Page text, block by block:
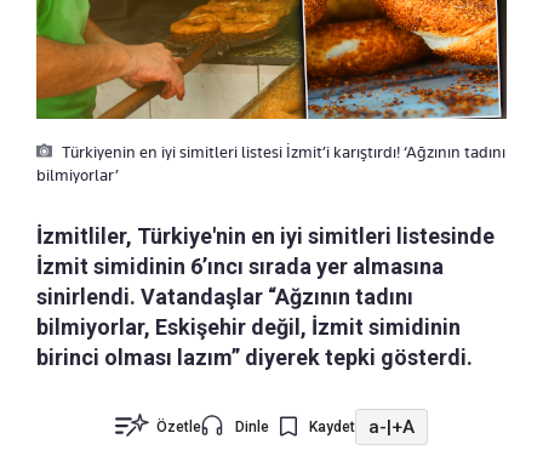
Türkiyenin en iyi simitleri listesi İzmit’i karıştırdı! ‘Ağzının tadını
bilmiyorlar’
İzmitliler, Türkiye'nin en iyi simitleri listesinde
İzmit simidinin 6’ıncı sırada yer almasına
sinirlendi. Vatandaşlar “Ağzının tadını
bilmiyorlar, Eskişehir değil, İzmit simidinin
birinci olması lazım” diyerek tepki gösterdi.
Özetle Dinle Kaydet a-|+A